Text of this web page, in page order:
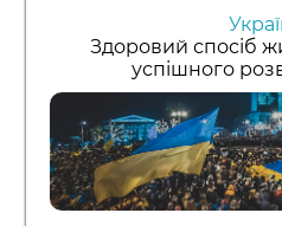
Здоровий спосіб
успішного